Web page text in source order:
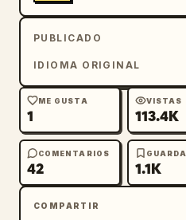
PUBLICADO
IDIOMA ORIGINAL
ME GUSTA
1
VISTAS
113.4K
COMENTARIOS
42 1.1K
COMPARTIR